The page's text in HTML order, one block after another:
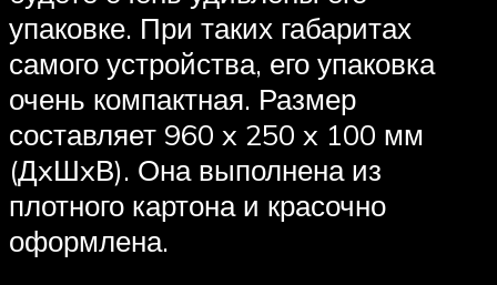
упаковке. При таких габаритах
самого устройства, его упаковка
очень компактная. Размер
составляет 960 x 250 x 100 мм
(ДxШxВ). Она выполнена из
плотного картона и красочно
оформлена.